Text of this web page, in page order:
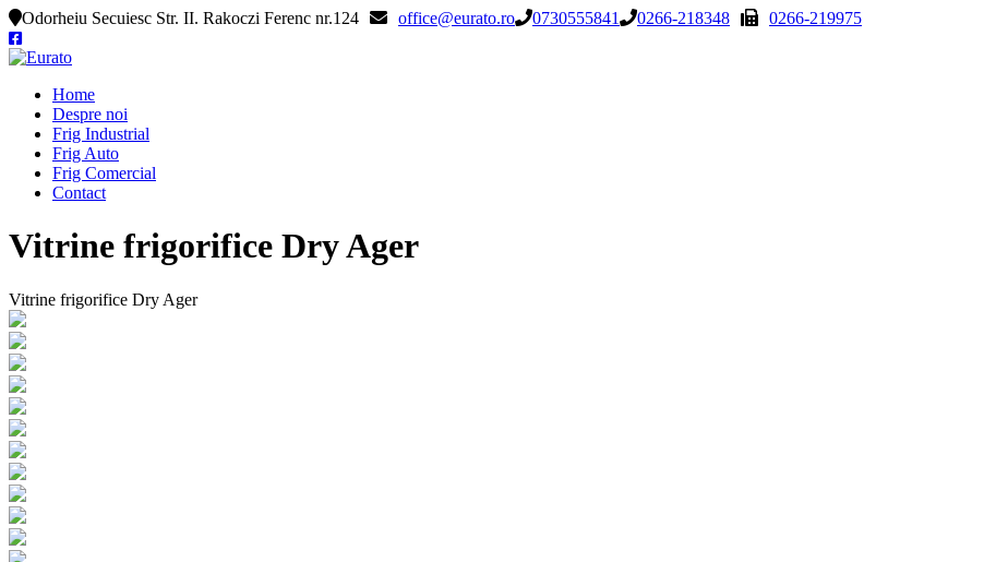
Odorheiu Secuiesc Str. II. Rakoczi Ferenc nr.124 office@eurato.ro 0730555841 0266-218348 0266-219975
Home
Despre noi
Frig Industrial
Frig Auto
Frig Comercial
Contact
Vitrine frigorifice Dry Ager
Vitrine frigorifice Dry Ager